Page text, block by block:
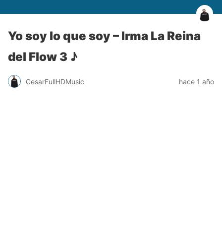
Yo soy lo que soy – Irma La Reina
del Flow 3 ♪
CesarFullHDMusic hace 1 año